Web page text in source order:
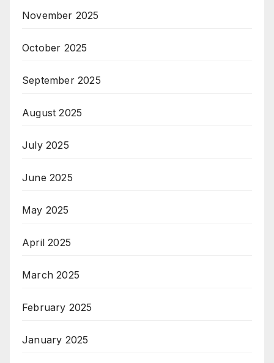
November 2025
October 2025
September 2025
August 2025
July 2025
June 2025
May 2025
April 2025
March 2025
February 2025
January 2025